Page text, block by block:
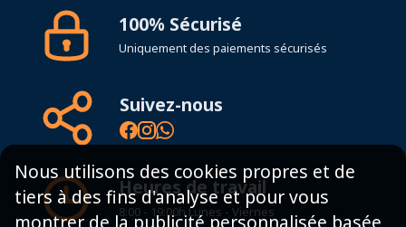
100% Sécurisé
Uniquement des paiements sécurisés
Suivez-nous
Heures de travail
8:00 - 19:00h Lunes - Viernes
Nous utilisons des cookies propres et de
tiers à des fins d'analyse et pour vous
montrer de la publicité personnalisée basée